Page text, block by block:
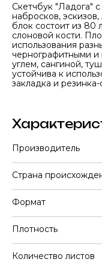
Скетчбук "Ладога"
набросков,
блок состоит из 80
слоновой кости.
использования
чернографитными
углем, сангиной,
устойчива к
закладка и
Производитель
Страна
Формат
Плотность
Количество листов